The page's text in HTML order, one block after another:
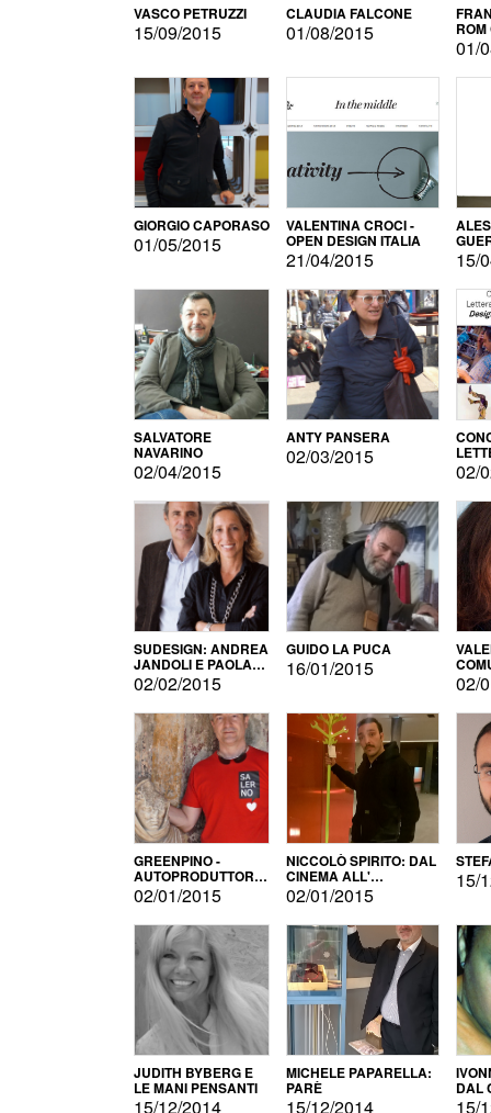
VASCO PETRUZZI
15/09/2015
CLAUDIA FALCONE
01/08/2015
01/
GIORGIO CAPORASO
01/05/2015
VALENTINA CROCI -
OPEN DESIGN ITALIA
21/04/2015 15/
SALVATORE
NAVARINO
02/04/2015
ANTY PANSERA
02/03/2015
02/
SUDESIGN: ANDREA
JANDOLI E PAOLA
PISAPIA
02/02/2015
GUIDO LA PUCA
16/01/2015
02/
GREENPINO -
AUTOPRODUTTORE
PER AMORE
02/01/2015
NICCOLÒ SPIRITO: DAL
CINEMA ALL'
AUTOPRODUZIONE
02/01/2015
15/
JUDITH BYBERG E
LE MANI PENSANTI
15/12/2014
MICHELE PAPARELLA:
PARÈ
15/12/2014
DAL
15/